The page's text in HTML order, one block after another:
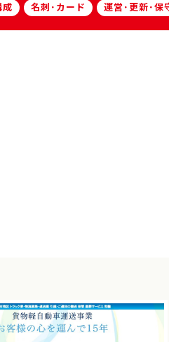
成 名刺･カード 運営･更新･保